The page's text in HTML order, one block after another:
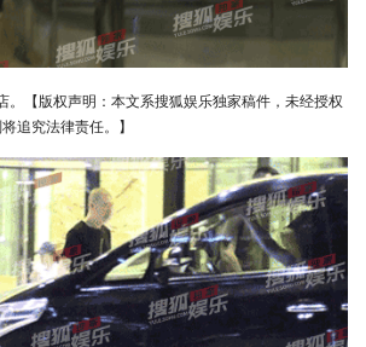
。【版权声明：本文系搜狐娱乐独家稿件，未经授权
追究法律责任。】